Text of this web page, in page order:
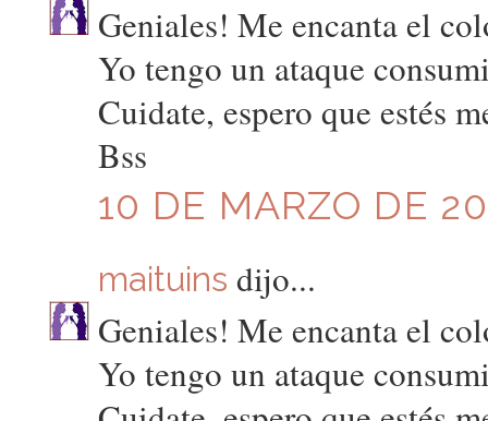
Geniales! Me encanta el
Yo tengo un ataque
Cuidate, espero que estés
Bss
10 DE MARZO DE
maituins dijo...
Geniales! Me encanta el
Yo tengo un ataque